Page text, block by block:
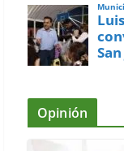
Opinión